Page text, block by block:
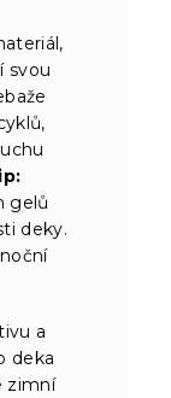
svou
gelů
deky.
a
deka
zimní